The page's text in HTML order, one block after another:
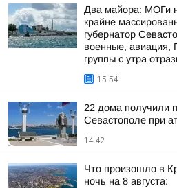
Два майора: МОГи
крайне
губернатор
военные,
группы с утра
15:54
22 дома получили
Севастополе при
14:42
Что произошло в
ночь на 8 августа: